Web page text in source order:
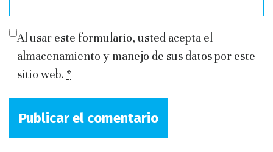
Al usar este formulario, usted acepta el
almacenamiento y manejo de sus datos por este
sitio web. *